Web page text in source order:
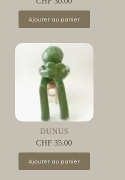
Ajouter au panier
DUNUS
CHF 35.00
Ajouter au panier